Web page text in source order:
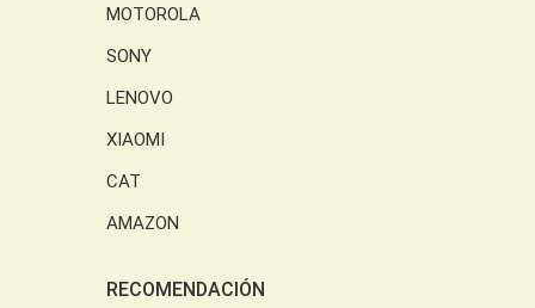
MOTOROLA
SONY
LENOVO
XIAOMI
CAT
AMAZON
RECOMENDACIÓN